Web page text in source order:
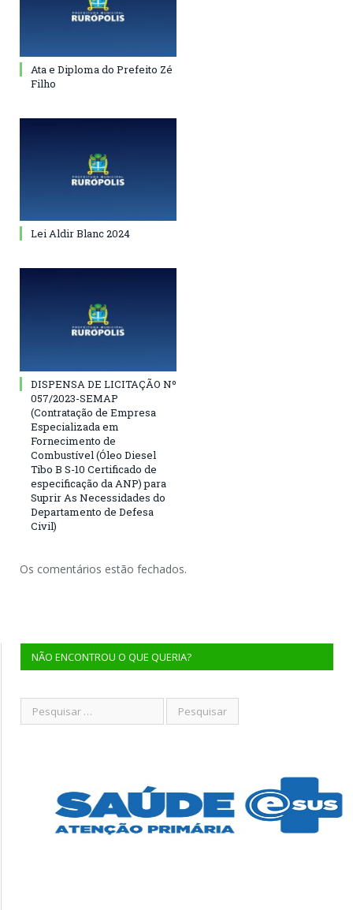
Ata e Diploma do Prefeito Zé
Filho
Lei Aldir Blanc 2024
DISPENSA DE LICITAÇÃO Nº
057/2023-SEMAP
(Contratação de Empresa
Especializada em
Fornecimento de
Combustível (Óleo Diesel
Tibo B S-10 Certificado de
especificação da ANP) para
Suprir As Necessidades do
Departamento de Defesa
Civil)
Os comentários estão fechados.
NÃO ENCONTROU O QUE QUERIA?